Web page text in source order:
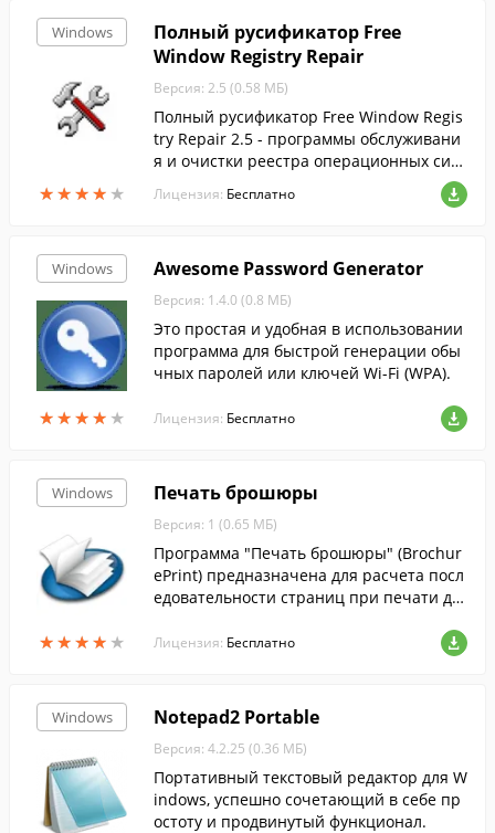
Windows
★★★★ ★
★★★★ ★
Полный русификатор Free
Window Registry Repair
Версия: 2.5 (0.58 МБ)
Полный русификатор Free Window Regis
try Repair 2.5 - программы обслуживани
я и очистки реестра операционных сист
Лицензия: Бесплатно
Windows
★★★★ ★
★★★★ ★
Awesome Password Generator
Версия: 1.4.0 (0.8 МБ)
Это простая и удобная в использовании
программа для быстрой генерации обы
чных паролей или ключей Wi-Fi (WPA).
Лицензия: Бесплатно
Windows
★★★★ ★
★★★★ ★
Печать брошюры
Версия: 1 (0.65 МБ)
Программа "Печать брошюры" (Brochur
ePrint) предназначена для расчета посл
едовательности страниц при печати до
Лицензия: Бесплатно
Windows Notepad2 Portable
Версия: 4.2.25 (0.36 МБ)
Портативный текстовый редактор для W
indows, успешно сочетающий в себе пр
остоту и продвинутый функционал.